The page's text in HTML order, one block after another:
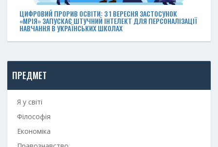
ЦИФРОВИЙ ПРОРИВ ОСВІТИ: З 1 ВЕРЕСНЯ ЗАСТОСУНОК
«МРІЯ» ЗАПУСКАЄ ШТУЧНИЙ ІНТЕЛЕКТ ДЛЯ ПЕРСОНАЛІЗАЦІЇ
НАВЧАННЯ В УКРАЇНСЬКИХ ШКОЛАХ
ПРЕДМЕТ
Я у світі
Філософія
Економіка